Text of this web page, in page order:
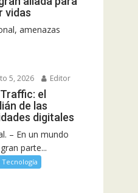
vidas
amenazas
5, 2026 Editor
el
de las
digitales
– En un mundo
parte...
Tecnología